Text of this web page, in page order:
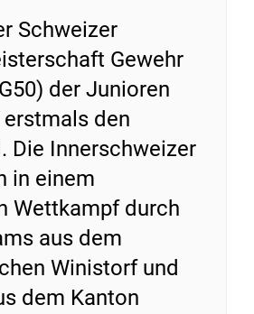
Schweizer
Gewehr
der Junioren
den
Die Innerschweizer
in einem
Wettkampf durch
aus dem
Winistorf und
dem Kanton